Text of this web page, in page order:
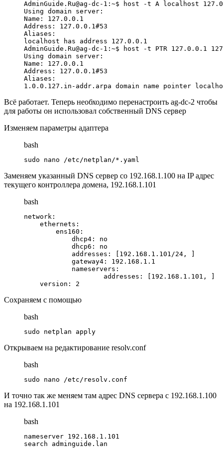
AdminGuide.Ru@ag-dc-1:~$ host -t A localhost
Using domain server:
Name: 127.0.0.1
Address: 127.0.0.1#53
Aliases:
localhost has address 127.0.0.1
AdminGuide.Ru@ag-dc-1:~$ host -t PTR 127.0.0.1
Using domain server:
Name: 127.0.0.1
Address: 127.0.0.1#53
Aliases:
1.0.0.127.in-addr.arpa domain name pointer
Всё работает. Теперь необходимо перенастроить ag-dc-2 чтобы
для работы он использовал собственный DNS сервер
Изменяем параметры адаптера
bash
sudo nano /etc/netplan/*.yaml
Заменяем указанный DNS сервер со 192.168.1.100 на IP адрес
текущего контроллера домена, 192.168.1.101
bash
network:
    ethernets:
        ens160:
            dhcp4: no
            dhcp6: no
            addresses: [192.168.1.101/24, ]
            gateway4: 192.168.1.1
            nameservers:
                    addresses: [192.168.1.101, ]
    version: 2
Сохраняем с помощью
bash
sudo netplan apply
Открываем на редактирование resolv.conf
bash
sudo nano /etc/resolv.conf
И точно так же меняем там адрес DNS сервера с 192.168.1.100
на 192.168.1.101
bash
nameserver 192.168.1.101
search adminguide.lan